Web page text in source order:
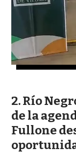
Río
de la
Fullone